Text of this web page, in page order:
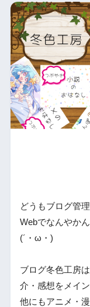
どうもブログ管
Webでなんやか
(´・ω・)
ブログ冬色工房
介・感想をメイン
他にもアニメ・